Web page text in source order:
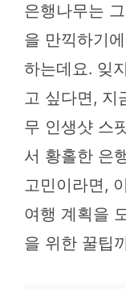
은행나무는
을 만끽하기
하는데요. 잊
고 싶다면, 지
무 인생샷 스
서 황홀한 은
고민이라면,
여행 계획을
을 위한 꿀팁